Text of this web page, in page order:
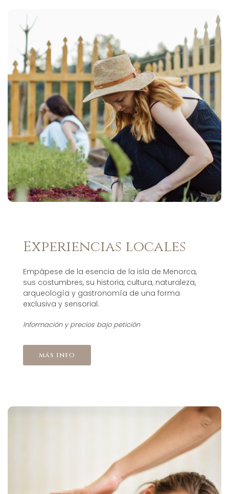
Experiencias locales
Empápese de la esencia de la isla de Menorca,
sus costumbres, su historia, cultura, naturaleza,
arqueología y gastronomía de una forma
exclusiva y sensorial.
Información y precios bajo petición
más info